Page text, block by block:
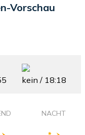
Vorschau
kein / 18:18
NACHT